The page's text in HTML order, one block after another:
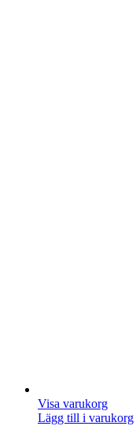
Visa varukorg
Lägg till i varukorg